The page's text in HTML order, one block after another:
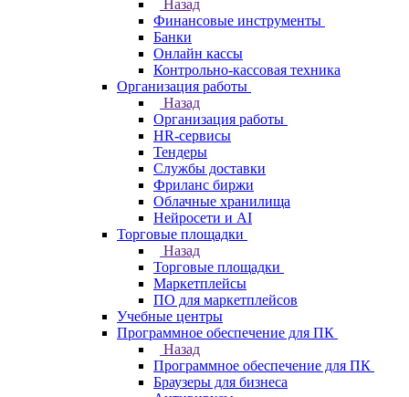
Назад
Финансовые инструменты
Банки
Онлайн кассы
Контрольно-кассовая техника
Организация работы
Назад
Организация работы
HR-сервисы
Тендеры
Службы доставки
Фриланс биржи
Облачные хранилища
Нейросети и AI
Торговые площадки
Назад
Торговые площадки
Маркетплейсы
ПО для маркетплейсов
Учебные центры
Программное обеспечение для ПК
Назад
Программное обеспечение для ПК
Браузеры для бизнеса